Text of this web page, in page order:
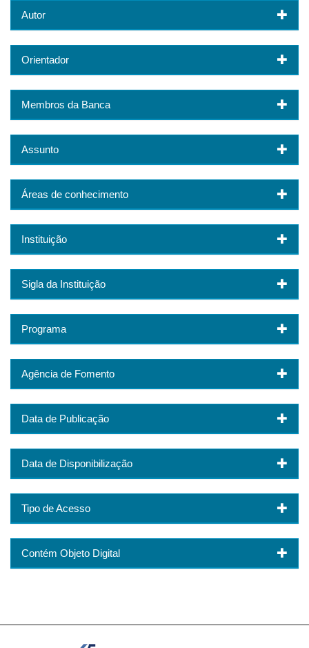
Autor
Orientador
Membros da Banca
Assunto
Áreas de conhecimento
Instituição
Sigla da Instituição
Programa
Agência de Fomento
Data de Publicação
Data de Disponibilização
Tipo de Acesso
Contém Objeto Digital